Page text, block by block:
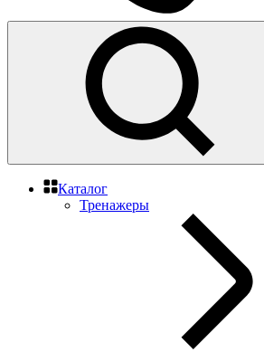
Каталог
Тренажеры